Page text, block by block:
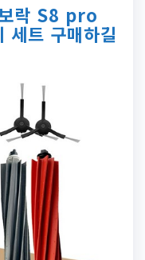
락 S8 pro
트 구매하길